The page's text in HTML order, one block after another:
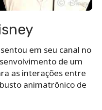
em seu canal no
de um
as interações entre
animatrônico de